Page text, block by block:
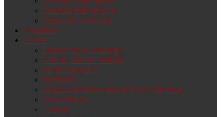
Garantieverlängerung
Gemerkte Fahrzeuge
E-Mobilität
Service
Unsere Serviceleistungen
Teile & Zubehör Anfrage
Fahrzeug mieten
Notdienst
Schutz und Versicherung für ihr Fahrzeug
Finanzierung
Leasing